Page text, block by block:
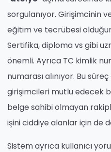
sorgulanıyor. Girişimcinin
eğitim ve tecrübesi
Sertifika, diploma vs gibi
önemli. Ayrıca TC kimlik
numarası alınıyor. Bu
girişimcileri mutlu edecek
belge sahibi olmayan
işini ciddiye alanlar için de
Sistem ayrıca kullanıcı